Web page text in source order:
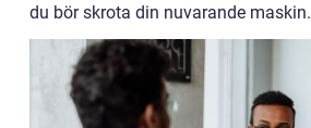
du bör skrota din nuvarande maskin.